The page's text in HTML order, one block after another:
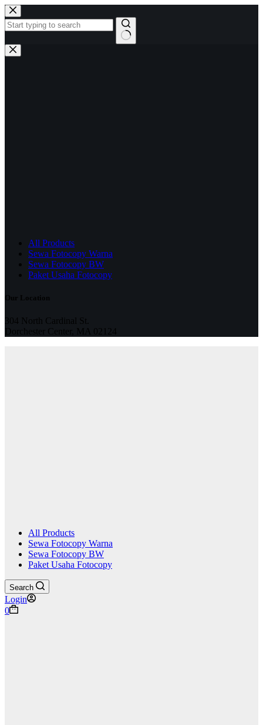
Skip
to
content
No
results
All Products
Sewa Fotocopy Warna
Sewa Fotocopy BW
Paket Usaha Fotocopy
Our Location
304 North Cardinal St.
Dorchester Center, MA 02124
All Products
Sewa Fotocopy Warna
Sewa Fotocopy BW
Paket Usaha Fotocopy
Search
Login
Shopping
0